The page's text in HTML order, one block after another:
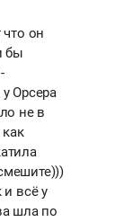
он
бы
Орсера
не в
и всё у
шла по